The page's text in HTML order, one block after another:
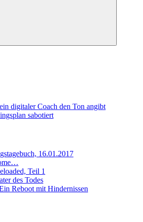
Suchen
digitaler Coach den Ton angibt
sabotiert
16.01.2017
Teil 1
des Todes
Reboot mit Hindernissen